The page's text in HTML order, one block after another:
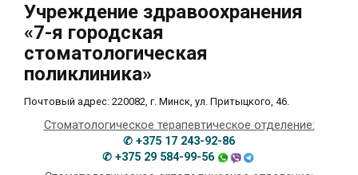
Учреждение здравоохранения
«7-я городская
стоматологическая
поликлиника»
Почтовый адрес: 220082, г. Минск, ул. Притыцкого, 46.
Стоматологическое терапевтическое отделение:
✆ +375 17 243-92-86
✆ +375 29 584-99-56